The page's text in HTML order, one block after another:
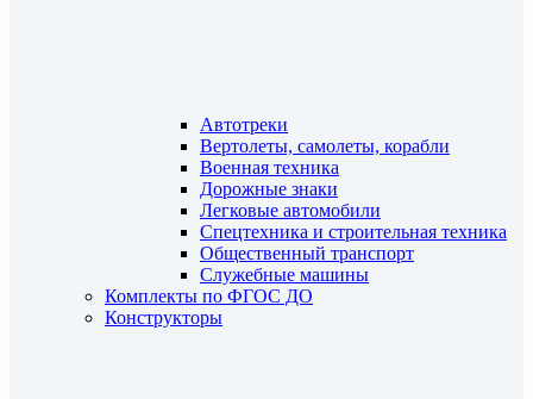
Автотреки
Вертолеты, самолеты, корабли
Военная техника
Дорожные знаки
Легковые автомобили
Спецтехника и строительная техника
Общественный транспорт
Служебные машины
Комплекты по ФГОС ДО
Конструкторы